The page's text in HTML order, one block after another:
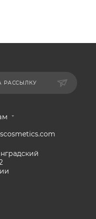
РАССЫЛКУ